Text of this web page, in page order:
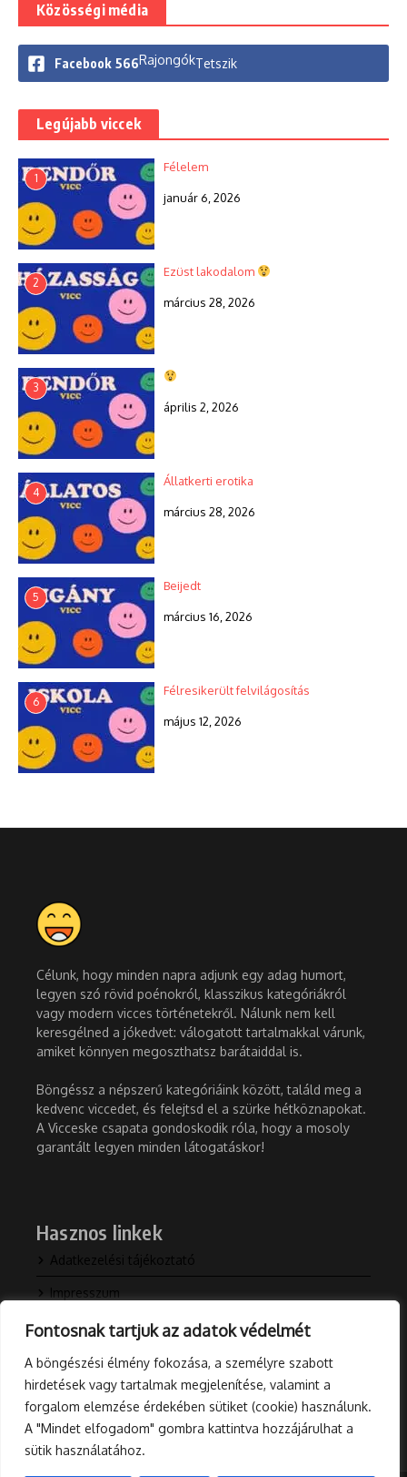
Fontosnak tartjuk az adatok védelmét
A böngészési élmény fokozása, a személyre szabott
hirdetések vagy tartalmak megjelenítése, valamint a
forgalom elemzése érdekében sütiket (cookie) használunk.
A "Mindet elfogadom" gombra kattintva hozzájárulhat a
sütik használatához.
Közösségi média
Facebook 566RajongókTetszik
Legújabb viccek
1
Félelem
január 6, 2026
2
Ezüst lakodalom
március 28, 2026
3
április 2, 2026
4
Állatkerti erotika
március 28, 2026
5
Beijedt
március 16, 2026
6
Félresikerült felvilágosítás
május 12, 2026
Célunk, hogy minden napra adjunk egy adag humort,
legyen szó rövid poénokról, klasszikus kategóriákról
vagy modern vicces történetekről. Nálunk nem kell
keresgélned a jókedvet: válogatott tartalmakkal várunk,
amiket könnyen megoszthatsz barátaiddal is.
Böngéssz a népszerű kategóriáink között, találd meg a
kedvenc viccedet, és felejtsd el a szürke hétköznapokat.
A Vicceske csapata gondoskodik róla, hogy a mosoly
garantált legyen minden látogatáskor!
Hasznos linkek
Adatkezelési tájékoztató
Impresszum
Kapcsolat
Rólunk
Blog